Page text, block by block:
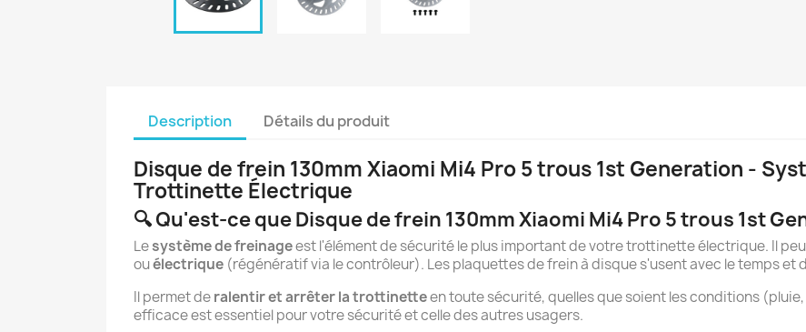
Description Détails du produit
Disque de frein 130mm Xiaomi Mi4 Pro 5 trous 1st Generation -
Trottinette Électrique
🔍 Qu'est-ce que Disque de frein 130mm Xiaomi Mi4 Pro 5 trous 1st
Lesystème de freinageest l'élément de sécurité le plus important de votre trottinette électrique. Il
ouélectrique (régénératif via le contrôleur). Les plaquettes de frein à disque s'usent avec le temps et
Il permet deralentir et arrêter la trottinetteen toute sécurité, quelles que soient les conditions
efficace est essentiel pour votre sécurité et celle des autres usagers.